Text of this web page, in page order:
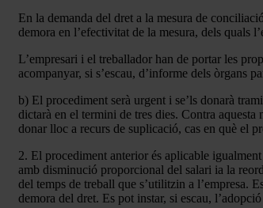
En la demanda del dret a la mesura de
demora en l’efectivitat de la mesura, dels quals
L’empresari i el treballador han de portar les
acompanyar, si s’escau, d’informe dels òrgans
b) El procediment serà urgent i se’ls donarà
dictarà en el termini de tres dies. Contra aquesta
donar lloc a recurs de suplicació, cas en què el
2. El procediment anterior és aplicable
amb disminució proporcional del salari ia la
del temps de treball que s’utilitzin a l’empresa.
demora del dret. Es pot instar, si escau,